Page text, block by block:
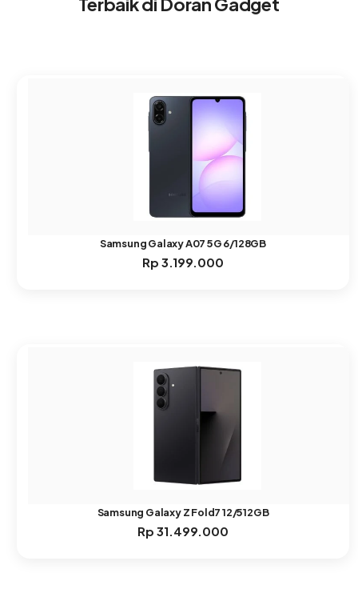
Samsung Galaxy A07 5G 6/128GB
Rp 3.199.000
Samsung Galaxy Z Fold7 12/512GB
Rp 31.499.000